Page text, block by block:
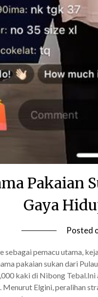
Pakaian
Gaya
Posted
sebagai pemacu utama,
pakaian sukan dari
kaki di Nibong Tebal.Ini
Menurut Elgini, peralihan